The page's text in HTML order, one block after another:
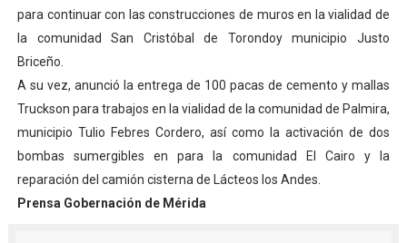
para continuar con las construcciones de muros en la vialidad de
la comunidad San Cristóbal de Torondoy municipio Justo
Briceño.
A su vez, anunció la entrega de 100 pacas de cemento y mallas
Truckson para trabajos en la vialidad de la comunidad de Palmira,
municipio Tulio Febres Cordero, así como la activación de dos
bombas sumergibles en para la comunidad El Cairo y la
reparación del camión cisterna de Lácteos los Andes.
Prensa Gobernación de Mérida